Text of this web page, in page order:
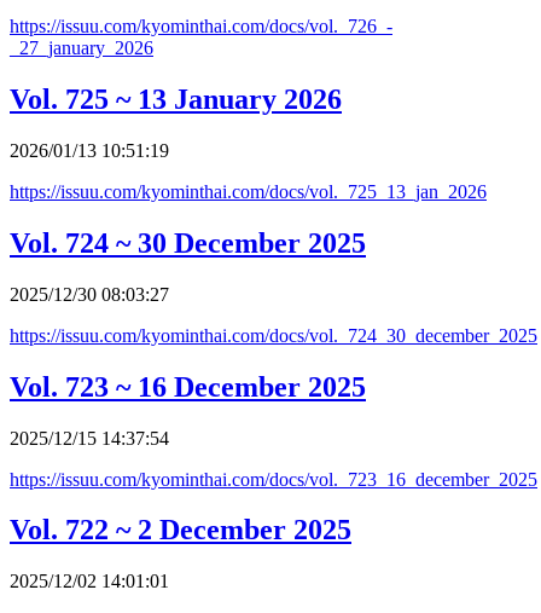
https://issuu.com/kyominthai.com/docs/vol._726_-
_27_january_2026
Vol. 725 ~ 13 January 2026
2026/01/13 10:51:19
https://issuu.com/kyominthai.com/docs/vol._725_13_jan_2026
Vol. 724 ~ 30 December 2025
2025/12/30 08:03:27
https://issuu.com/kyominthai.com/docs/vol._724_30_december_2025
Vol. 723 ~ 16 December 2025
2025/12/15 14:37:54
https://issuu.com/kyominthai.com/docs/vol._723_16_december_2025
Vol. 722 ~ 2 December 2025
2025/12/02 14:01:01